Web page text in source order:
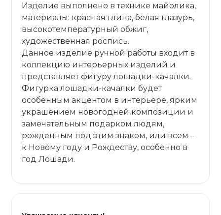
Изделие выполнено в технике майолика,
материалы: красная глина, белая глазурь,
высокотемпературный обжиг,
художественная роспись.
Данное изделие ручной работы входит в
коллекцию интерьерных изделий и
представляет фигуру лошадки-качалки.
Фигурка лошадки-качалки будет
особенным акцентом в интерьере, ярким
украшением новогодней композиции и
замечательным подарком людям,
рожденным под этим знаком, или всем –
к Новому году и Рождеству, особенно в
год Лошади.